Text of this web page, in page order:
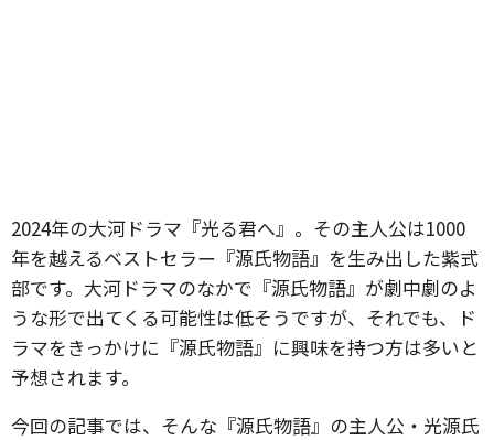
2024年の大河ドラマ『光る君へ』。その主人公は1000
年を越えるベストセラー『源氏物語』を生み出した紫式
部です。大河ドラマのなかで『源氏物語』が劇中劇のよ
うな形で出てくる可能性は低そうですが、それでも、ド
ラマをきっかけに『源氏物語』に興味を持つ方は多いと
予想されます。
今回の記事では、そんな『源氏物語』の主人公・光源氏